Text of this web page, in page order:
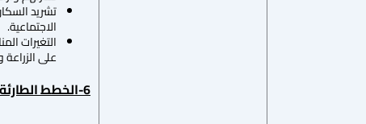
تشريد
الاجتماعية.
التغيرات
على الزراعة
6-الخطط الطارئة والإجراءات الوقائية وإدارة المخاطر للسدود: